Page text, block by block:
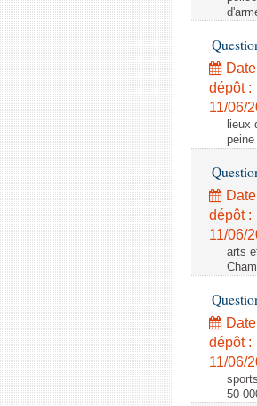
dépôt :
11/06/
lieux
dépôt :
11/06/
arts
dépôt :
11/06/
50